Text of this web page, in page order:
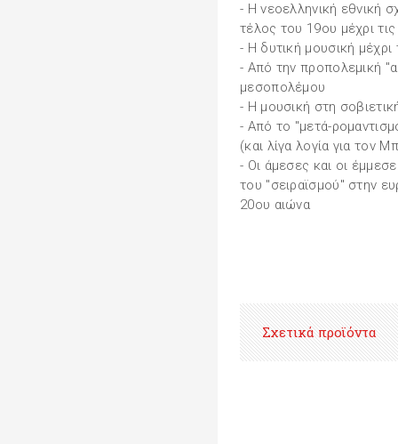
- Η νεοελληνική εθνική
τέλος του 19ου μέχρι
- Η δυτική μουσική
- Από την προπολεμική
μεσοπολέμου
- Η μουσική στη
- Από το "μετά-
(και λίγα λογία για τον
- Οι άμεσες και οι
του "σειραϊσμού" στην
20ου αιώνα
Σχετικά προϊόντα